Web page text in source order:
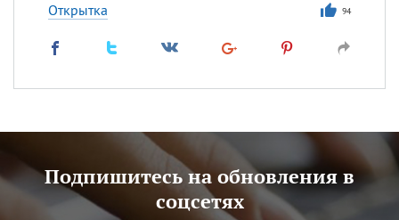
Открытка 94
Подпишитесь на обновления в
соцсетях